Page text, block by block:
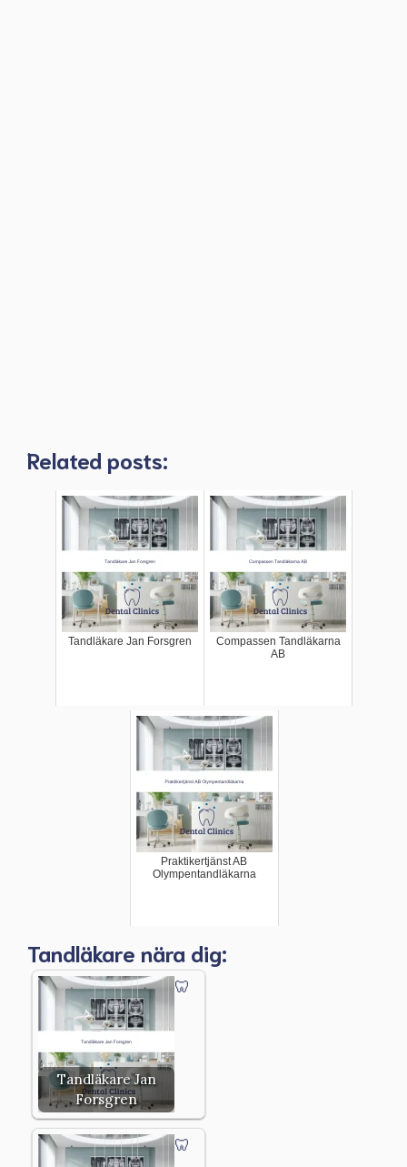
Related posts:
Tandläkare Jan Forsgren
Compassen Tandläkarna
AB
Praktikertjänst AB
Olympentandläkarna
Tandläkare nära dig:
Tandläkare Jan
Forsgren